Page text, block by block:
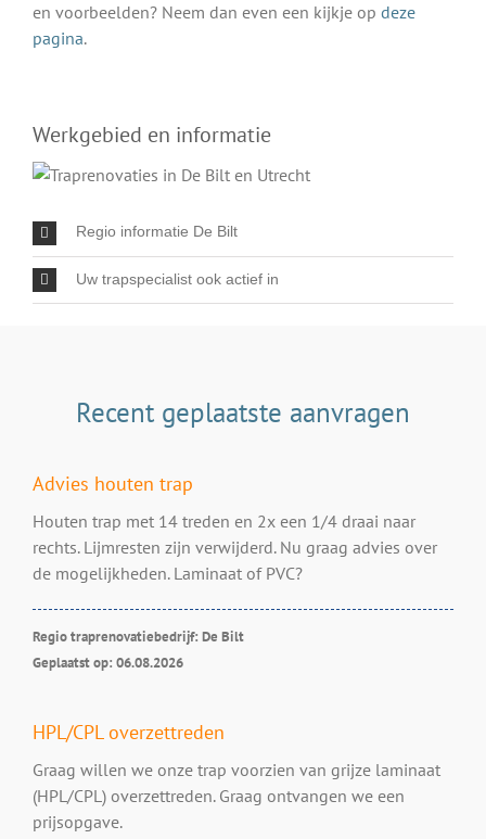
en voorbeelden? Neem dan even een kijkje op deze
pagina.
Werkgebied en informatie
Regio informatie De Bilt
Uw trapspecialist ook actief in
Recent geplaatste aanvragen
Advies houten trap
Houten trap met 14 treden en 2x een 1/4 draai naar
rechts. Lijmresten zijn verwijderd. Nu graag advies over
de mogelijkheden. Laminaat of PVC?
Regio traprenovatiebedrijf: De Bilt
Geplaatst op: 06.08.2026
HPL/CPL overzettreden
Graag willen we onze trap voorzien van grijze laminaat
(HPL/CPL) overzettreden. Graag ontvangen we een
prijsopgave.